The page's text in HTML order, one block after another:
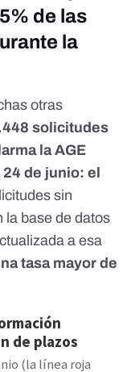
de las
la
otras
solicitudes
la AGE
24 de junio: el
sin
la base de datos
a esa
tasa mayor de